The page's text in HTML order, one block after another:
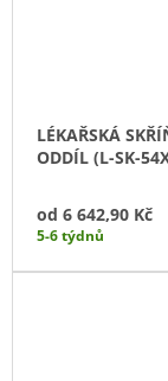
LÉKAŘSKÁ
ODDÍL (L-SK-
od 6 642,90 Kč
5-6 týdnů